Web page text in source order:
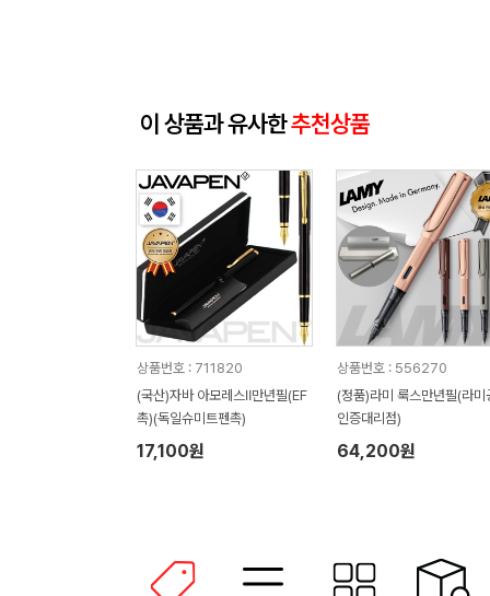
이 상품과 유사한추천상품
상품번호 : 711820
(국산)자바 아모레스Ⅱ만년필(EF
촉)(독일슈미트펜촉)
17,100원
상품번호 : 556270
(정품)라미 룩스만년필(라미
인증대리점)
64,200원